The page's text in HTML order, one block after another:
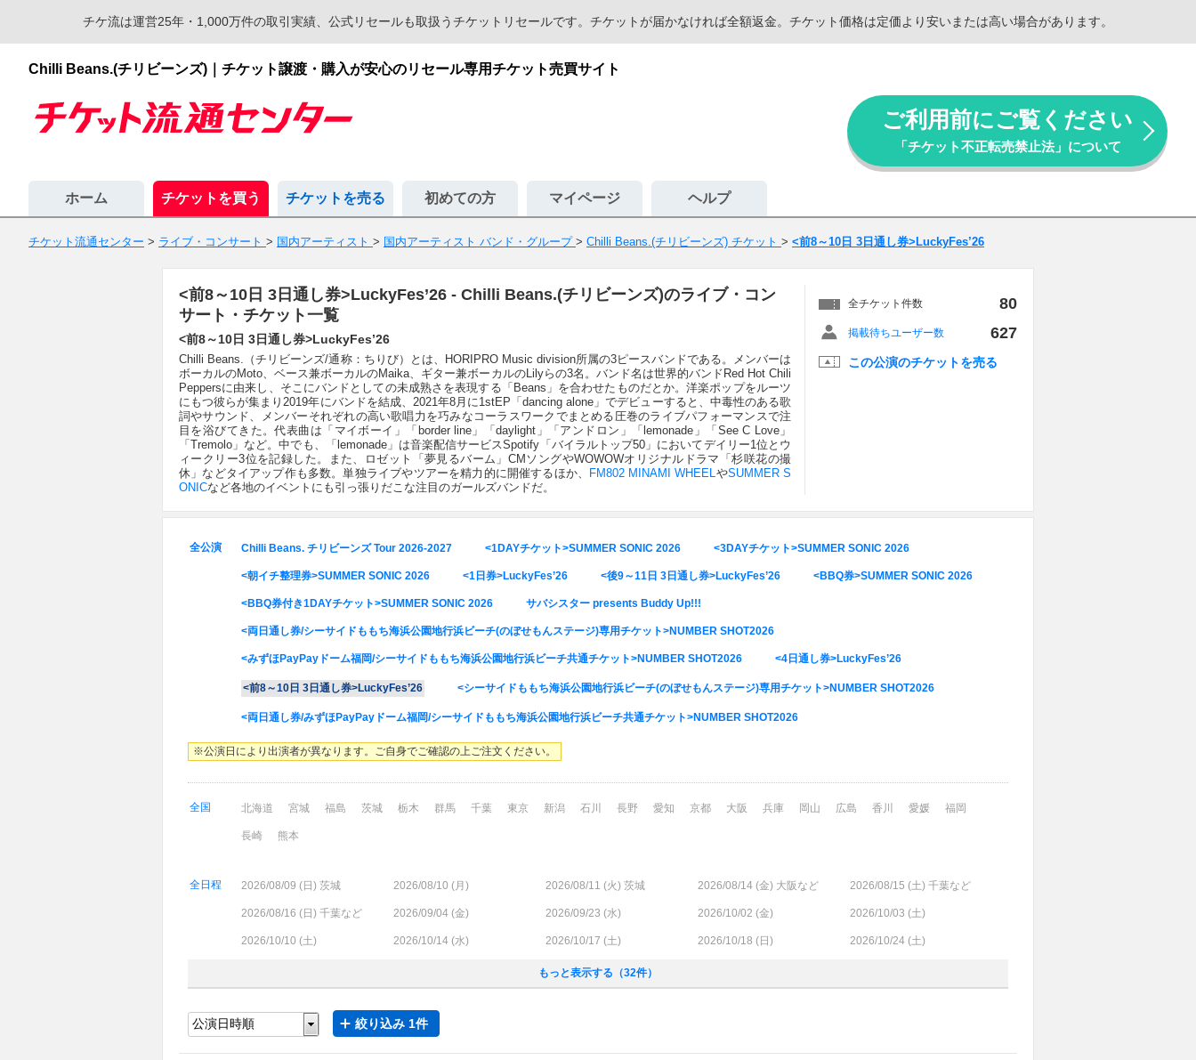
チケ流は運営25年・1,000万件の取引実績、公式リセールも取扱うチケットリセールです。チケットが届かなければ全額返金。チケット価格は定価より安いまたは高い場合があります。
Chilli Beans.(チリビーンズ)｜チケット譲渡・購入が安心のリセール専用チケット売買サイト
ご利用前にご覧ください
「チケット不正転売禁止法」について
ホーム チケットを買う チケットを売る 初めての方 マイページ ヘルプ
チケット流通センター > ライブ・コンサート > 国内アーティスト > 国内アーティスト バンド・グループ > Chilli Beans.(チリビーンズ) チケット > <前8～10日 3日通し券>LuckyFes’26
<前8～10日 3日通し券>LuckyFes’26 - Chilli Beans.(チリビーンズ)のライブ・コン
サート・チケット一覧
<前8～10日 3日通し券>LuckyFes’26
Chilli Beans.（チリビーンズ/通称：ちりび）とは、HORIPRO Music division所属の3ピースバンドである。メンバーは
ボーカルのMoto、ベース兼ボーカルのMaika、ギター兼ボーカルのLilyらの3名。バンド名は世界的バンドRed Hot Chili
Peppersに由来し、そこにバンドとしての未成熟さを表現する「Beans」を合わせたものだとか。洋楽ポップをルーツ
にもつ彼らが集まり2019年にバンドを結成、2021年8月に1stEP「dancing alone」でデビューすると、中毒性のある歌
詞やサウンド、メンバーそれぞれの高い歌唱力を巧みなコーラスワークでまとめる圧巻のライブパフォーマンスで注
目を浴びてきた。代表曲は「マイボーイ」「border line」「daylight」「アンドロン」「lemonade」「See C Love」
「Tremolo」など。中でも、「lemonade」は音楽配信サービスSpotify「バイラルトップ50」においてデイリー1位とウ
ィークリー3位を記録した。また、ロゼット「夢見るバーム」CMソングやWOWOWオリジナルドラマ「杉咲花の撮
休」などタイアップ作も多数。単独ライブやツアーを精力的に開催するほか、
FM802 MINAMI WHEELやSUMMER S
ONICなど各地のイベントにも引っ張りだこな注目のガールズバンドだ。
全チケット件数 80
掲載待ちユーザー数 627
この公演のチケットを売る
全公演 Chilli Beans. チリビーンズ Tour 2026-2027 <1DAYチケット>SUMMER SONIC 2026 <3DAYチケット>SUMMER SONIC 2026
<朝イチ整理券>SUMMER SONIC 2026 <1日券>LuckyFes’26 <後9～11日 3日通し券>LuckyFes’26 <BBQ券>SUMMER SONIC 2026
<BBQ券付き1DAYチケット>SUMMER SONIC 2026 サバシスター presents Buddy Up!!!
<両日通し券/シーサイドももち海浜公園地行浜ビーチ(のぼせもんステージ)専用チケット>NUMBER SHOT2026
<みずほPayPayドーム福岡/シーサイドももち海浜公園地行浜ビーチ共通チケット>NUMBER SHOT2026 <4日通し券>LuckyFes’26
<前8～10日 3日通し券>LuckyFes’26 <シーサイドももち海浜公園地行浜ビーチ(のぼせもんステージ)専用チケット>NUMBER SHOT2026
<両日通し券/みずほPayPayドーム福岡/シーサイドももち海浜公園地行浜ビーチ共通チケット>NUMBER SHOT2026
※公演日により出演者が異なります。ご自身でご確認の上ご注文ください。
全国 北海道 宮城 福島 茨城 栃木 群馬 千葉 東京 新潟 石川 長野 愛知 京都 大阪 兵庫 岡山 広島 香川 愛媛 福岡
長崎 熊本
全日程 2026/08/09 ( 日 ) 茨城 2026/08/10 (月 ) 2026/08/11 (火) 茨城 2026/08/14 (金) 大阪など 2026/08/15 (土) 千葉など
2026/08/16 ( 日 ) 千葉など 2026/09/04 (金) 2026/09/23 (水) 2026/10/02 (金) 2026/10/03 (土)
2026/10/10 (土) 2026/10/14 (水) 2026/10/17 (土) 2026/10/18 ( 日 ) 2026/10/24 (土)
もっと表示する（32件）
絞り込み 1件